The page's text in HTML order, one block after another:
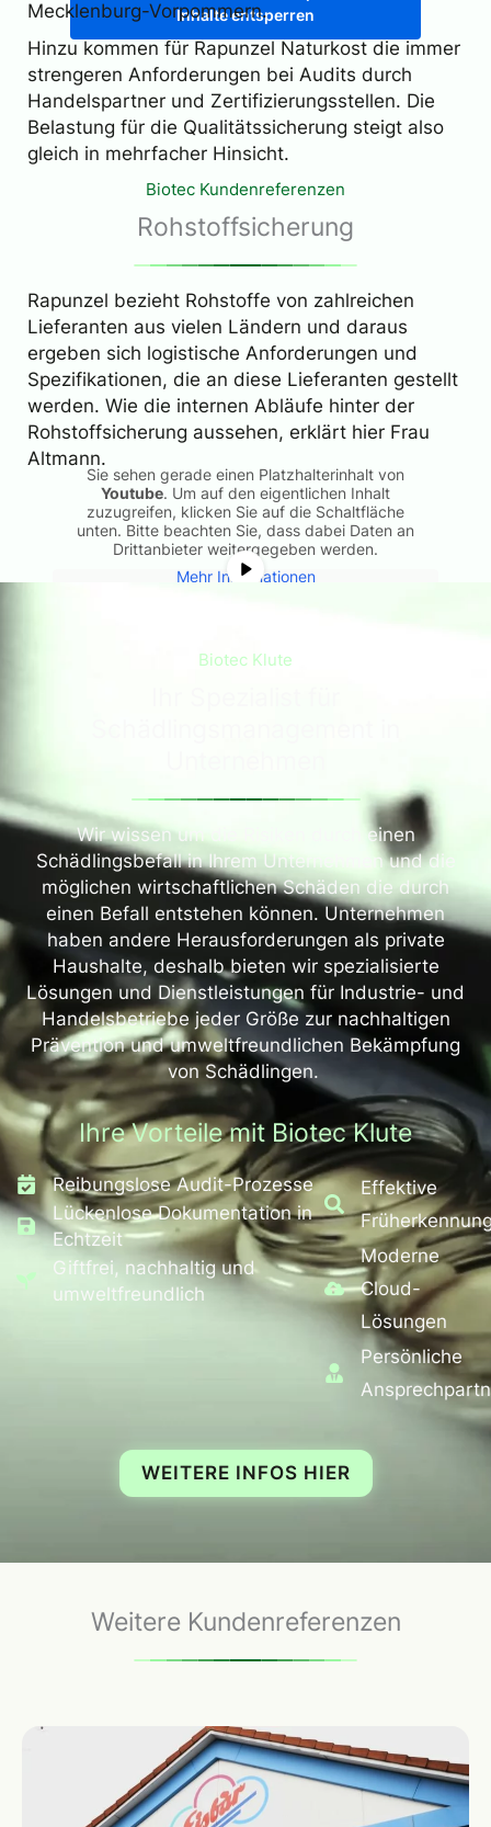
Inhalte entsperren
Mecklenburg-Vorpommern.
Hinzu kommen für Rapunzel Naturkost die immer
strengeren Anforderungen bei Audits durch
Handelspartner und Zertifizierungsstellen. Die
Belastung für die Qualitätssicherung steigt also
gleich in mehrfacher Hinsicht.
Biotec Kundenreferenzen
Rohstoffsicherung
Rapunzel bezieht Rohstoffe von zahlreichen
Lieferanten aus vielen Ländern und daraus
ergeben sich logistische Anforderungen und
Spezifikationen, die an diese Lieferanten gestellt
werden. Wie die internen Abläufe hinter der
Rohstoffsicherung aussehen, erklärt hier Frau
Altmann.
Sie sehen gerade einen Platzhalterinhalt von
Youtube. Um auf den eigentlichen Inhalt
zuzugreifen, klicken Sie auf die Schaltfläche
unten. Bitte beachten Sie, dass dabei Daten an
Drittanbieter weitergegeben werden.
Mehr Informationen
Erforderlichen Service akzeptieren und
Biotec Klute
Wir wissen um die Risiken durch einen
Schädlingsbefall in Ihrem Unternehmen und die
möglichen wirtschaftlichen Schäden die durch
einen Befall entstehen können. Unternehmen
haben andere Herausforderungen als private
Haushalte, deshalb bieten wir spezialisierte
Lösungen und Dienstleistungen für Industrie- und
Handelsbetriebe jeder Größe zur nachhaltigen
Prävention und umweltfreundlichen Bekämpfung
von Schädlingen.
Ihre Vorteile mit Biotec Klute
Reibungslose Audit-Prozesse
Lückenlose Dokumentation in
Echtzeit
Giftfrei, nachhaltig und
umweltfreundlich
Effektive
Moderne
Cloud-
Lösungen
Persönliche
WEITERE INFOS HIER
Weitere Kundenreferenzen